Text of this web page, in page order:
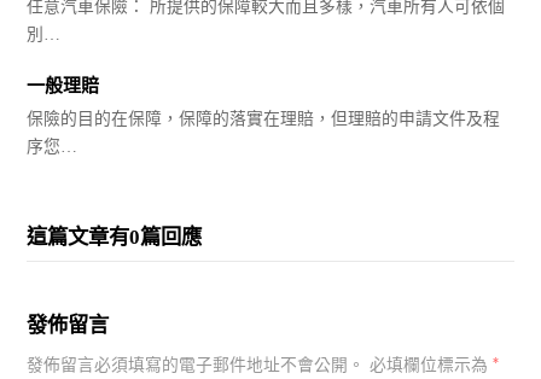
任意汽車保險： 所提供的保障較大而且多樣，汽車所有人可依個
別…
一般理賠
保險的目的在保障，保障的落實在理賠，但理賠的申請文件及程
序您…
這篇文章有0篇回應
發佈留言
發佈留言必須填寫的電子郵件地址不會公開。 必填欄位標示為*